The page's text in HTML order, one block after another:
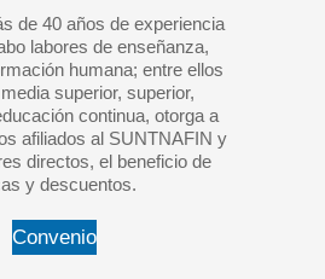
de 40 años de experiencia
labores de enseñanza,
humana; entre ellos
superior, superior,
continua, otorga a
afiliados al SUNTNAFIN y
directos, el beneficio de
y descuentos.
Convenio